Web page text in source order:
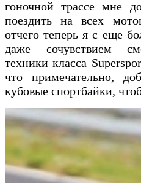
гоночной трассе мне
поездить на всех
отчего теперь я с еще
даже сочувствием
техники класса
что примечательно,
кубовые спортбайки,